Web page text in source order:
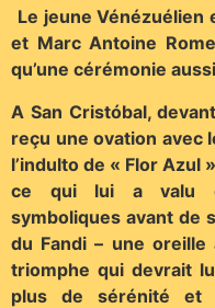
Le jeune Vénézuélien
et Marc Antoine
qu’une cérémonie
A San Cristóbal,
reçu une ovation avec
l’indulto de « Flor Azul
ce qui lui a valu
symboliques avant de
du Fandi – une
triomphe qui devrait
plus de sérénité et